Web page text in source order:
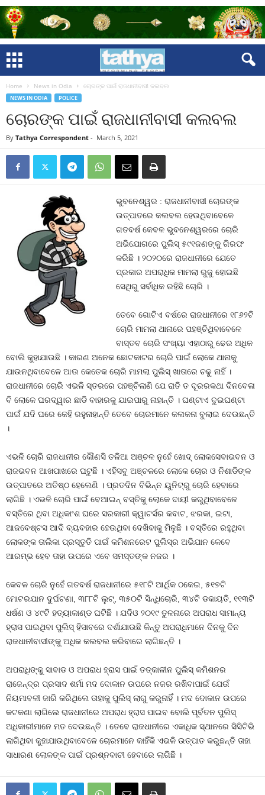
Home News in Odia ଚୋରଙ୍କ ପାଇଁ ରାଜଧାନୀବାସୀ କଲବଲ
NEWS IN ODIA POLICE
ଚୋରଙ୍କ ପାଇଁ ରାଜଧାନୀବାସୀ କଲବଲ
By Tathya Correspondent - March 5, 2021
ଭୁବନେଶ୍ୱର : ରାଜଧାନୀବାସୀ ଚୋରଙ୍କ
ଉତ୍ପାତରେ କଲବଲ ହେଉଥିବାବେଳେ
ଗତବର୍ଷ କେବଳ ଭୁବନେଶ୍ୱରରେ ଚୋରି
ଅଭିଯୋଗରେ ପୁଲିସ୍‍ ୫୯୧ଜଣଙ୍କୁ ଗିରଫ
କରିଛି । ୨୦୨୦ରେ ରାଜଧାନୀରେ ଯେତେ
ପ୍ରକାର ଅପରାଧିକ ମାମଲା ରୁଜୁ ହୋଇଛି
ସେଥିରୁ ସର୍ବାଧିକ ରହିଛି ଚୋରି ।
ତେବେ ଗୋଟିଏ ବର୍ଷରେ ରାଜଧାନୀରେ ୧୮୬୨ଟି
ଚୋରି ମାମଲା ଥାନାରେ ପହଞ୍ଚିଥିବାବେଳେ
ବାସ୍ତବ ଚୋରି ସଂଖ୍ୟା ଏହାଠାରୁ ଢେର ଅଧିକ
ବୋଲି କୁହାଯାଉଛି । କାରଣ ଅନେକ ଛୋଟକାଟର ଚୋରି ପାଇଁ ଲୋକେ ଥାନାକୁ
ଯାଉନଥିବାବେଳେ ଆଉ କେତେକ ଚୋରି ମାମଲା ପୁଲିସ୍‍ ଖାତାରେ ଚଢୁ ନାହିଁ ।
ରାଜଧାନୀରେ ଚୋରି ଏଭଳି ସ୍ତରରେ ପହଞ୍ଚିଲାଣି ଯେ ରାତି ତ ଦୂରରକଥା ଦିନବେଳା
ବି ଲୋକେ ଘରଦ୍ୱାର ଛାଡି ବାହାରକୁ ଯାଇପାରୁ ନାହାନ୍ତି । ଘଣ୍ଟାଏ ଦୁଇଘଣ୍ଟା
ପାଇଁ ଯଦି ଘରେ କେହି ରହୁନାହାନ୍ତି ତେବେ ଚୋରମାନେ କଳାକନା ବୁଲାଇ ଦେଉଛନ୍ତି
।
ଏଭଳି ଚୋରି ରାଜଧାନୀର କୌଣସି ତଳିଆ ଅଞ୍ଚଳ ନୁହେଁ ଖୋଦ୍‍ ଲୋକସେବାଭବନ ଓ
ରାଜଭବନ ଆଖପାଖରେ ଘଟୁଛି । ଏହିସବୁ ଅଞ୍ଚଳରେ ଲୋକେ ଚୋର ଓ ନିଶାଡିଙ୍କ
ଉତ୍ପାତରେ ଅତିଷ୍ଠ ହେଲେଣି । ପ୍ରତଦିନ ବିଭିନ୍ନ ୟୁନିଟ୍‍ରୁ ଚୋରି ହେବାରେ
ଲାଗିଛି । ଏଭଳି ଚୋରି ପାଇଁ ବେଆଇନ୍‍ ବସ୍ତିକୁ ଲୋକେ ଦାୟୀ କରୁଥିବାବେଳେ
ବସ୍ତିରେ ଥିବା ଅଧିକାଂଶ ଘରେ ସରକାରୀ କ୍ୱାଟର୍ସର କବାଟ, ଝରକା, ଇଟା,
ଆଜବେଷ୍ଟସ ଆଦି ବ୍ୟବହାର ହେଉଥିବା ଦେଖିବାକୁ ମିଳୁଛି । ବସ୍ତିରେ ରହୁଥିବା
ଲୋକଙ୍କ ତାଲିକା ପ୍ରସ୍ତୁତି ପାଇଁ କମିଶନରେଟ ପୁଲିସ୍‍ର ଅଭିଯାନ କେବେ
ଆରମ୍ଭ ହେବ ତାହା ଉପରେ ଏବେ ସମସ୍ତଙ୍କ ନଜର ।
କେବଳ ଚୋରି ନୁହେଁ ଗତବର୍ଷ ରାଜଧାନୀରେ ୫୧୮ଟି ଆର୍ଥିକ ଠକେଇ, ୫୧୭ଟି
ମୋଟରଯାନ ଦୁର୍ଘଟଣା, ୩୮୮ଟି ଲୁଟ୍‍, ୩୫୦ଟି ସିନ୍ଧିଚୋରି, ୩୪ଟି ଡକାୟତି, ୧୧୩ଟି
ଧର୍ଷଣ ଓ ୪୯ଟି ହତ୍ୟାକାଣ୍ଡ ଘଟିଛି । ଯଦିଓ ୨୦୧୯ ତୁଳନାରେ ଅପରାଧ ସାମାନ୍ୟ
ହ୍ରାସ ପାଇଥିବା ପୁଲିସ୍‍ ହିସାବରେ ଦର୍ଶାଯାଉଛି କିନ୍ତୁ ଅପରାଧିମାନେ ଦିନକୁ ଦିନ
ରାଜଧାନୀବାସୀଙ୍କୁ ଅଧିକ କଲବଲ କରିବାରେ ଲାଗିଛନ୍ତି ।
ଅପରାଧିଙ୍କୁ ସାବାଡ ଓ ଅପରାଧ ହ୍ରାସ ପାଇଁ ତତ୍କାଳୀନ ପୁଲିସ୍‍ କମିଶନର
ରାଜେନ୍ଦ୍ର ପ୍ରସାଦ ଶର୍ମା ମଦ ଦୋକାନ ଉପରେ ନଜର ରଖିବାପାଇଁ ଯେଉଁ
ନିୟମାବଳୀ ଜାରି କରିଥିଲେ ତାହାକୁ ପୁଲିସ୍‍ ଲାଗୁ କରୁନାହିଁ । ମଦ ଦୋକାନ ଉପରେ
କଟକଣା ଲାଗିଲେ ରାଜଧାନୀରେ ଅପରାଧ ହ୍ରାସ ପାଇବ ବୋଲି ପୂର୍ବତନ ପୁଲିସ୍‍
ଅଧିକାରୀମାନେ ମତ ଦେଉଛନ୍ତି । ତେବେ ରାଜଧାନୀରେ ଏକାଧିକ ସ୍ଥାନରେ ସିସିଟିଭି
ଲାଗିଥିବା କୁହାଯାଉଥିବାବେଳେ ଚୋରମାନେ କାହିଁକି ଏଭଳି ଉତ୍ପାତ କରୁଛନ୍ତି ତାହା
ସାଧାରଣ ଲୋକଙ୍କ ପାଇଁ ପ୍ରଶ୍ନବାଚୀ ହେବାରେ ଲାଗିଛି ।